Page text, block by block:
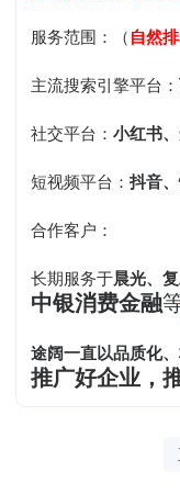
服务范围：（ 自然
主流搜索引擎平台：
社交平台：小红书
短视频平台：抖音
合作客户：
长期服务于晨光、
中银消费金融
途阔一直以品质化
推广好企业，